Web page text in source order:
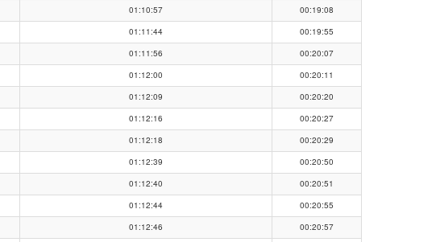
01:10:57
00:19:08
01:11:44
00:19:55
01:11:56
00:20:07
01:12:00
00:20:11
01:12:09
00:20:20
01:12:16
00:20:27
01:12:18
00:20:29
01:12:39
00:20:50
01:12:40
00:20:51
01:12:44
00:20:55
01:12:46
00:20:57